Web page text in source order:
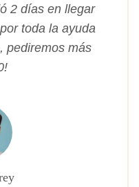
2 días en llegar
toda la ayuda
pediremos más